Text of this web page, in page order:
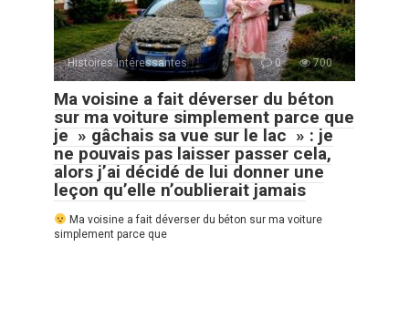
Histoires Intéressantes 0 700
Ma voisine a fait déverser du béton
sur ma voiture simplement parce que
je » gâchais sa vue sur le lac » : je
ne pouvais pas laisser passer cela,
alors j’ai décidé de lui donner une
leçon qu’elle n’oublierait jamais
Ma voisine a fait déverser du béton sur ma voiture
simplement parce que